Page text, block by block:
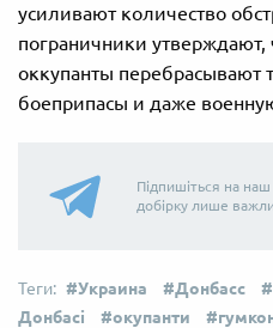
усиливают количество
пограничники утверждают,
оккупанты перебрасывают
боеприпасы и даже
Підпишіться на
добірку лише
Украина Донбасс
Донбасі
окупанти